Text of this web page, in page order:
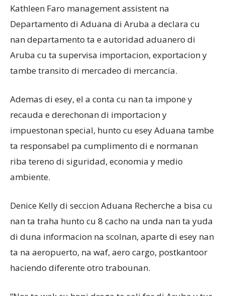
Kathleen Faro management assistent na
Departamento di Aduana di Aruba a declara cu
nan departamento ta e autoridad aduanero di
Aruba cu ta supervisa importacion, exportacion y
tambe transito di mercadeo di mercancia.
Ademas di esey, el a conta cu nan ta impone y
recauda e derechonan di importacion y
impuestonan special, hunto cu esey Aduana tambe
ta responsabel pa cumplimento di e normanan
riba tereno di siguridad, economia y medio
ambiente.
Denice Kelly di seccion Aduana Recherche a bisa cu
nan ta traha hunto cu 8 cacho na unda nan ta yuda
di duna informacion na scolnan, aparte di esey nan
ta na aeropuerto, na waf, aero cargo, postkantoor
haciendo diferente otro trabounan.